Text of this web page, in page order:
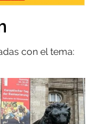
con el tema: